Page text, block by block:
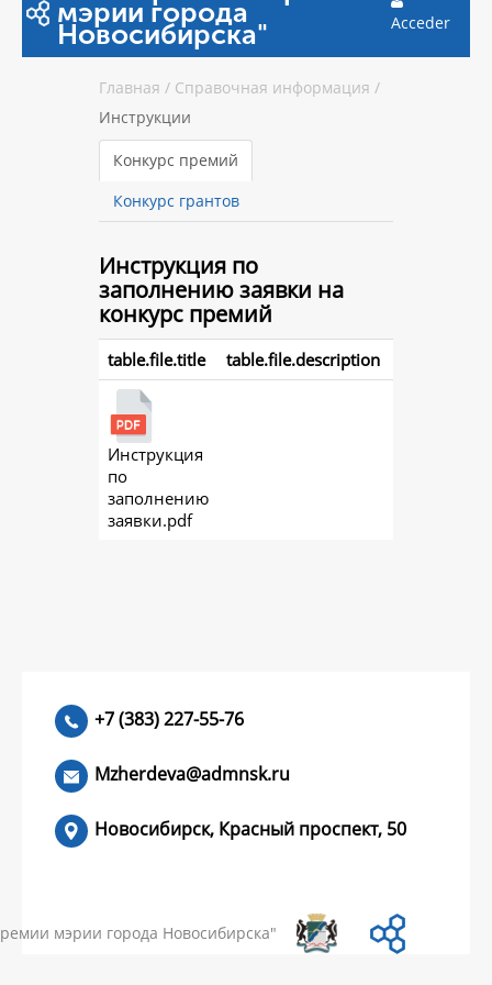
мэрии города
Новосибирска" Acceder
Главная / Справочная информация /
Инструкции
Конкурс премий
Конкурс грантов
Инструкция по
заполнению заявки на
конкурс премий
table.file.title table.file.description
Инструкция
по
заполнению
заявки.pdf
+7 (383) 227-55-76
Mzherdeva@admnsk.ru
Новосибирск, Красный проспект, 50
мэрии города Новосибирска"